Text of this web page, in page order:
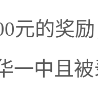
元的奖
一中且